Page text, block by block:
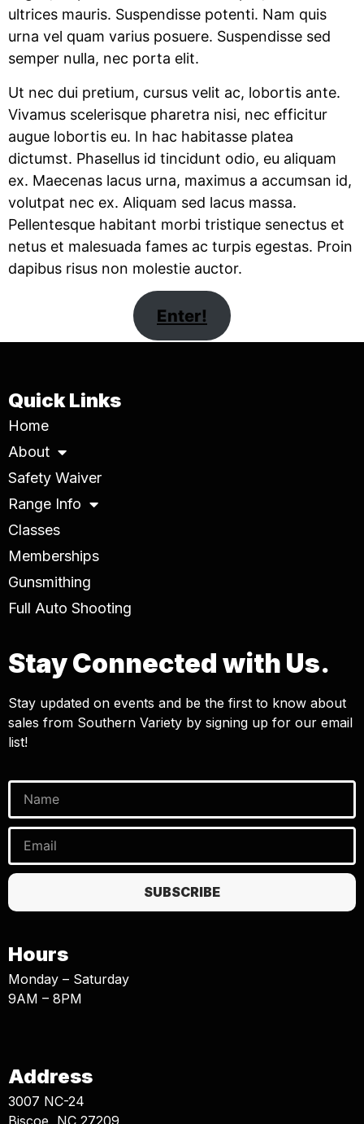
ultrices mauris. Suspendisse potenti. Nam quis
urna vel quam varius posuere. Suspendisse sed
semper nulla, nec porta elit.
Ut nec dui pretium, cursus velit ac, lobortis ante.
Vivamus scelerisque pharetra nisi, nec efficitur
augue lobortis eu. In hac habitasse platea
dictumst. Phasellus id tincidunt odio, eu aliquam
ex. Maecenas lacus urna, maximus a accumsan id,
volutpat nec ex. Aliquam sed lacus massa.
Pellentesque habitant morbi tristique senectus et
netus et malesuada fames ac turpis egestas. Proin
dapibus risus non molestie auctor.
Enter!
Quick Links
Home
About
Safety Waiver
Range Info
Classes
Memberships
Gunsmithing
Full Auto Shooting
Stay Connected with Us.
Stay updated on events and be the first to know about
sales from Southern Variety by signing up for our email
list!
SUBSCRIBE
Hours
Monday – Saturday
9AM – 8PM
Address
3007 NC-24